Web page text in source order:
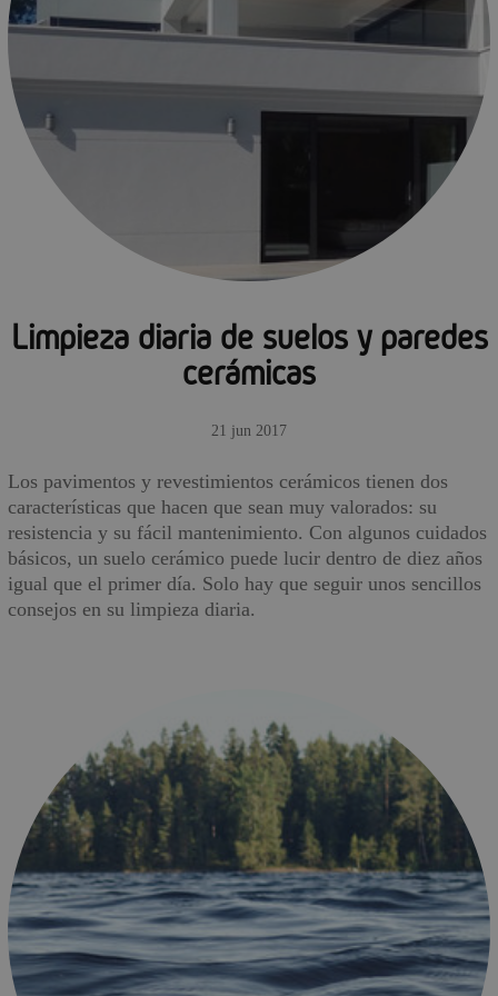
Limpieza diaria de suelos y paredes
cerámicas
21 jun 2017
Los pavimentos y revestimientos cerámicos tienen dos
características que hacen que sean muy valorados: su
resistencia y su fácil mantenimiento. Con algunos cuidados
básicos, un suelo cerámico puede lucir dentro de diez años
igual que el primer día. Solo hay que seguir unos sencillos
consejos en su limpieza diaria.